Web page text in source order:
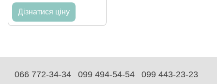
Дізнатися ціну
066 772-34-34 099 494-54-54
099 443-23-23